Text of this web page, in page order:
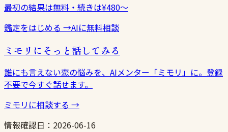
最初の結果は無料・続きは¥480〜
鑑定をはじめる →AIに無料相談
ミモリにそっと話してみる
誰にも言えない恋の悩みを、AIメンター「ミモリ」に。登録
不要で今すぐ話せます。
ミモリに相談する →
情報確認日： 2026-06-16